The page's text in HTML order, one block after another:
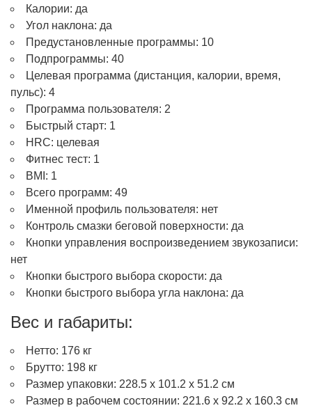
Калории: да
Угол наклона: да
Предустановленные программы: 10
Подпрограммы: 40
Целевая программа (дистанция, калории, время,
пульс): 4
Программа пользователя: 2
Быстрый старт: 1
HRC: целевая
Фитнес тест: 1
BMI: 1
Всего программ: 49
Именной профиль пользователя: нет
Контроль смазки беговой поверхности: да
Кнопки управления воспроизведением звукозаписи:
нет
Кнопки быстрого выбора скорости: да
Кнопки быстрого выбора угла наклона: да
Вес и габариты:
Нетто: 176 кг
Брутто: 198 кг
Размер упаковки: 228.5 х 101.2 х 51.2 см
Размер в рабочем состоянии: 221.6 х 92.2 х 160.3 см